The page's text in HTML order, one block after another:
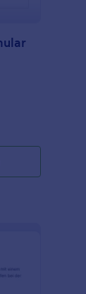
der